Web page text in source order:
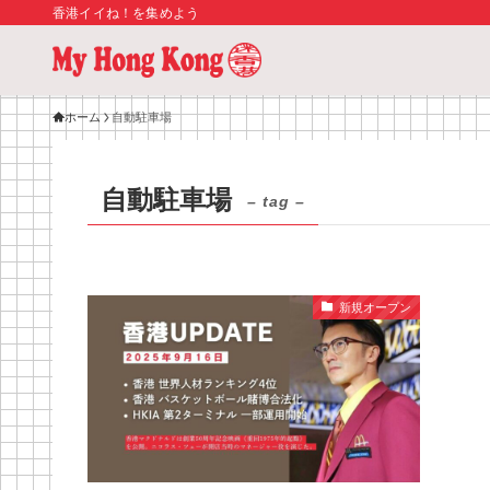
香港イイね！を集めよう
ホーム 自動駐車場
自動駐車場 – tag –
新規オープン